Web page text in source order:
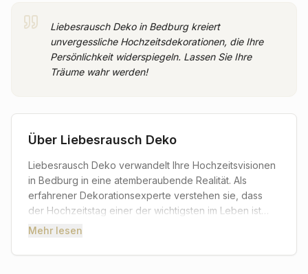
Liebesrausch Deko in Bedburg kreiert
unvergessliche Hochzeitsdekorationen, die Ihre
Persönlichkeit widerspiegeln. Lassen Sie Ihre
Träume wahr werden!
Über Liebesrausch Deko
Liebesrausch Deko verwandelt Ihre Hochzeitsvisionen
in Bedburg in eine atemberaubende Realität. Als
erfahrener Dekorationsexperte verstehen sie, dass
der Hochzeitstag einer der wichtigsten im Leben ist
und die Atmosphäre diesen besonderen Moment
Deko legt größten Wert darauf, Ihre individuellen
Mehr lesen